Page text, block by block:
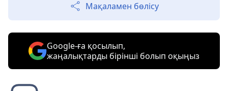
Мақаламен бөлісу
Google-ға қосылып,
жаңалықтарды бірінші болып оқыңыз